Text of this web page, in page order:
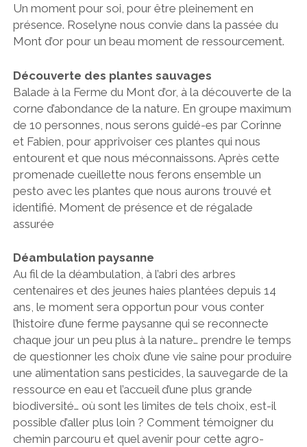
Un moment pour soi, pour être pleinement en
présence. Roselyne nous convie dans la passée du
Mont d’or pour un beau moment de ressourcement.
Découverte des plantes sauvages
Balade à la Ferme du Mont d’or, à la découverte de la
corne d’abondance de la nature. En groupe maximum
de 10 personnes, nous serons guidé-es par Corinne
et Fabien, pour apprivoiser ces plantes qui nous
entourent et que nous méconnaissons. Après cette
promenade cueillette nous ferons ensemble un
pesto avec les plantes que nous aurons trouvé et
identifié. Moment de présence et de régalade
assurée
Déambulation paysanne
Au fil de la déambulation, à l’abri des arbres
centenaires et des jeunes haies plantées depuis 14
ans, le moment sera opportun pour vous conter
l’histoire d’une ferme paysanne qui se reconnecte
chaque jour un peu plus à la nature… prendre le temps
de questionner les choix d’une vie saine pour produire
une alimentation sans pesticides, la sauvegarde de la
ressource en eau et l’accueil d’une plus grande
biodiversité… où sont les limites de tels choix, est-il
possible d’aller plus loin ? Comment témoigner du
chemin parcouru et quel avenir pour cette agro-